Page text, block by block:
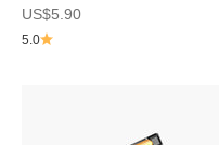
Preço de promoção
US$5.90
5.0